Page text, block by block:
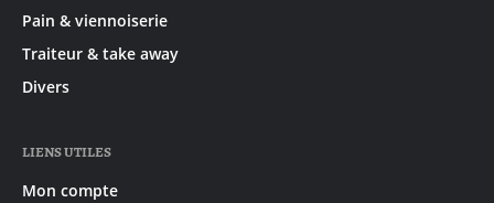
Pain & viennoiserie
Traiteur & take away
Divers
LIENS UTILES
Mon compte